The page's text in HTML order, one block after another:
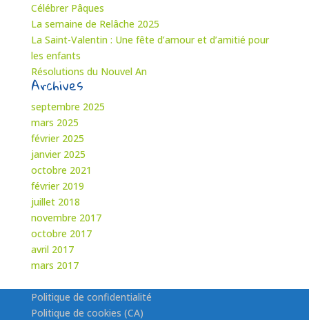
Célébrer Pâques
La semaine de Relâche 2025
La Saint-Valentin : Une fête d’amour et d’amitié pour
les enfants
Résolutions du Nouvel An
Archives
septembre 2025
mars 2025
février 2025
janvier 2025
octobre 2021
février 2019
juillet 2018
novembre 2017
octobre 2017
avril 2017
mars 2017
Politique de confidentialité
Politique de cookies (CA)